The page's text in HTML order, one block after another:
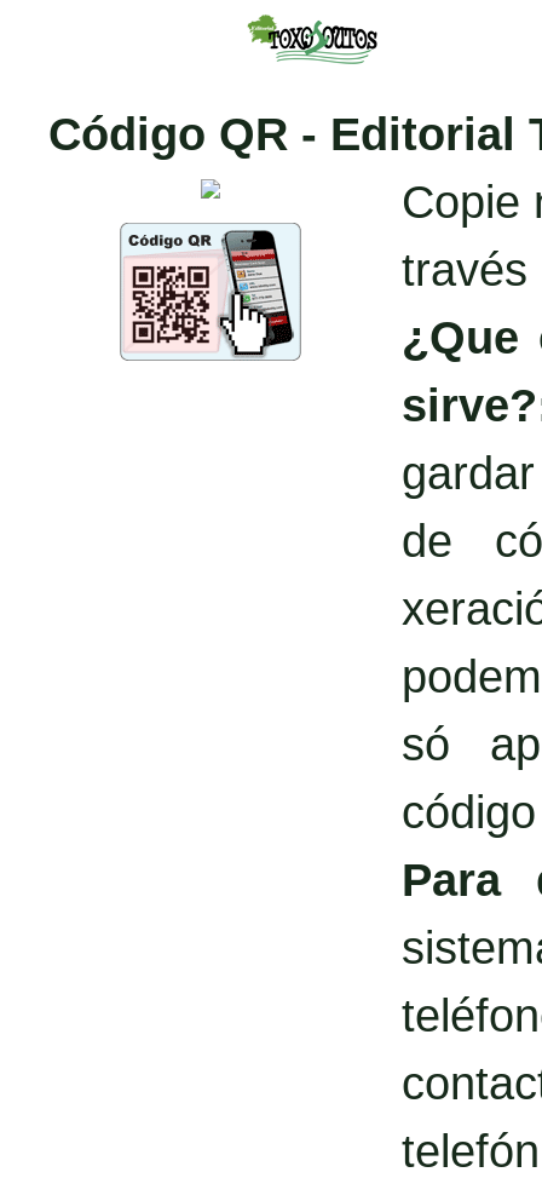
Código QR - Editorial
Copie
través
¿Que
de
só
Para